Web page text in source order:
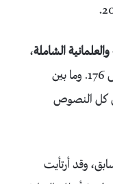
والعلمانية الشاملة،
القاهرة: دار الشروق، ج2، ط2، 2005، ص 176. وما بين
كل النصوص
وقد أرتأيت